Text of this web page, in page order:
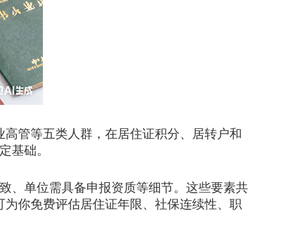
管等五类人群，在居住证积分、居转户和
基础。
单位需具备申报资质等细节。这些要素共
你免费评估居住证年限、社保连续性、职